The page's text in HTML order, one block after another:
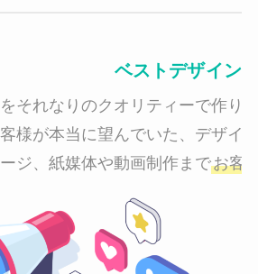
ベストデザイン
それなりのクオリティーで作り
様が本当に望んでいた、デザイ
ジ、紙媒体や動画制作までお客